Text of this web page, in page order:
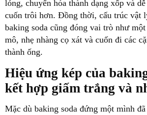
lỏng, chuyển hóa thành dạng xốp và
cuốn trôi hơn. Đồng thời, cấu trúc vật
baking soda cũng đóng vai trò như
mô, nhẹ nhàng cọ xát và cuốn đi các
thành ống.
Hiệu ứng kép của
kết hợp giấm trắng và
Mặc dù baking soda đứng một mình